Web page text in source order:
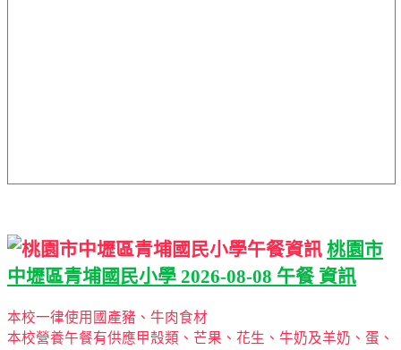
桃園市
中壢區青埔國民小學 2026-08-08 午餐 資訊
本校一律使用國產豬、牛肉食材
本校營養午餐有供應甲殼類、芒果、花生、牛奶及羊奶、蛋、